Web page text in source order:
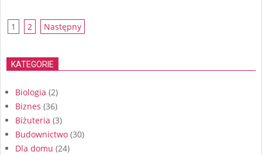
Nawigacja
wpisach
1 2 Następny
KATEGORIE
Biologia (2)
Biznes (36)
Biżuteria (3)
Budownictwo (30)
Dla domu (24)